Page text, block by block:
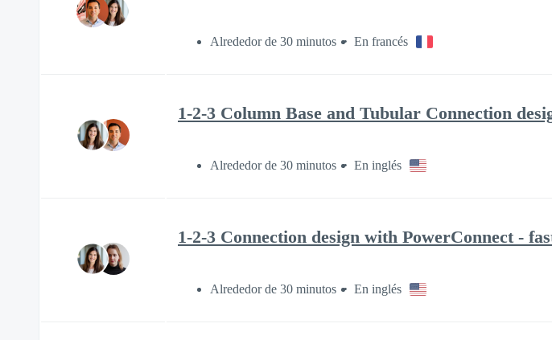
Alrededor de 30 minutos En francés
1-2-3 Column Base and Tubular Connection
Alrededor de 30 minutos En inglés
1-2-3 Connection design with PowerConnect -
Alrededor de 30 minutos En inglés